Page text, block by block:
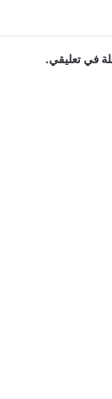
في تعليقي.